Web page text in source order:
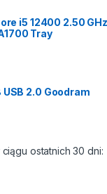
i5 12400 2.50 GHz
Tray
2.0 Goodram
ostatnich 30 dni: